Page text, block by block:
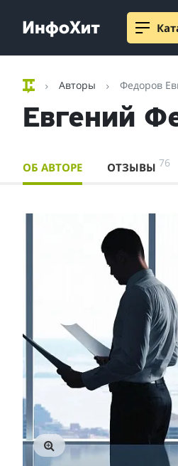
Авторы Федоров
Евгений
ОБ АВТОРЕ ОТЗЫВЫ 76